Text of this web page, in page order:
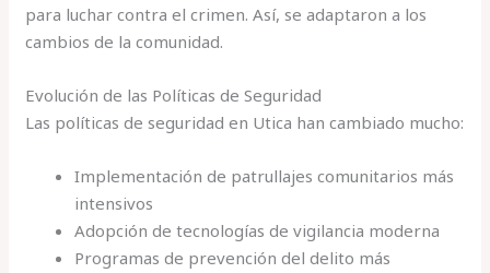
para luchar contra el crimen. Así, se adaptaron a los
cambios de la comunidad.
Evolución de las Políticas de Seguridad
Las políticas de seguridad en Utica han cambiado mucho:
Implementación de patrullajes comunitarios más
intensivos
Adopción de tecnologías de vigilancia moderna
Programas de prevención del delito más